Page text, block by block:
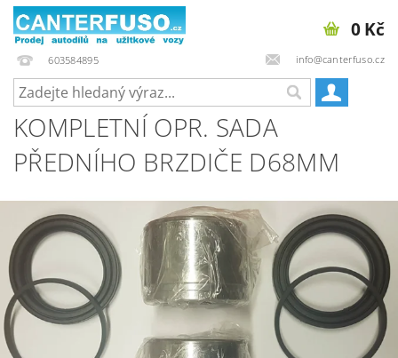
603584895 info@canterfuso.cz
0 Kč
KOMPLETNÍ OPR. SADA
PŘEDNÍHO BRZDIČE D68MM